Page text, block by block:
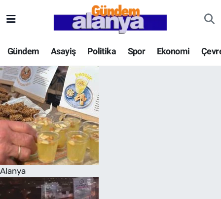
Gündem Asayiş Politika Spor Ekonomi
Alanya